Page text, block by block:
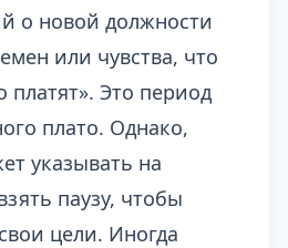
о новой должности
или чувства, что
платят». Это период
плато. Однако,
указывать на
паузу, чтобы
цели. Иногда